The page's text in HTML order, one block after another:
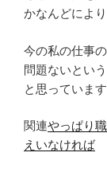
かなんどによ
今の私の仕事
問題ないとい
と思っています
関連やっぱり
えいなければ